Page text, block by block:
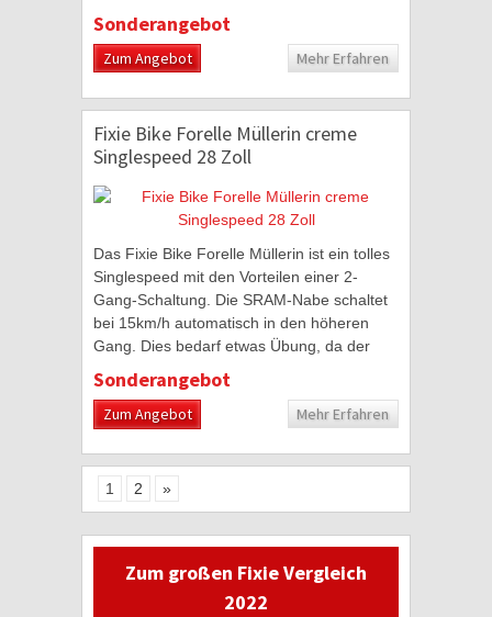
Sonderangebot
Zum Angebot Mehr Erfahren
Fixie Bike Forelle Müllerin creme
Singlespeed 28 Zoll
Das Fixie Bike Forelle Müllerin ist ein tolles
Singlespeed mit den Vorteilen einer 2-
Gang-Schaltung. Die SRAM-Nabe schaltet
bei 15km/h automatisch in den höheren
Gang. Dies bedarf etwas Übung, da der
Sonderangebot
Zum Angebot Mehr Erfahren
1 2 »
Zum großen Fixie Vergleich
2022